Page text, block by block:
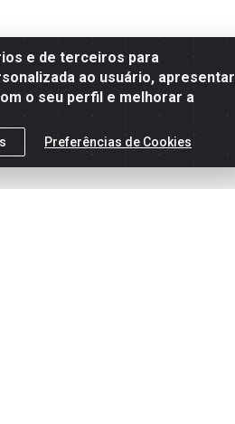
e de terceiros para
ao usuário, apresentar
o seu perfil e melhorar a
Preferências de Cookies